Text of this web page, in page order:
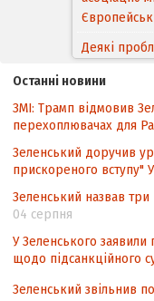
походження
Угоди про
контексті
Аналіз
Контент-
Останні новини
ЗМІ: Трамп відмовив
перехоплювачах для
Зеленський доручив
прискореного вступу"
Зеленський назвав три
04 серпня
У Зеленського
щодо підсанкційного
Зеленський звільнив